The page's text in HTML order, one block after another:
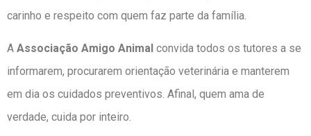
carinho e respeito com quem faz parte da família.
A Associação Amigo Animal convida todos os tutores a se
informarem, procurarem orientação veterinária e manterem
em dia os cuidados preventivos. Afinal, quem ama de
verdade, cuida por inteiro.